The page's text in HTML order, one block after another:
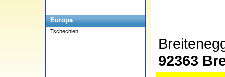
Europa
Tschechien
92363